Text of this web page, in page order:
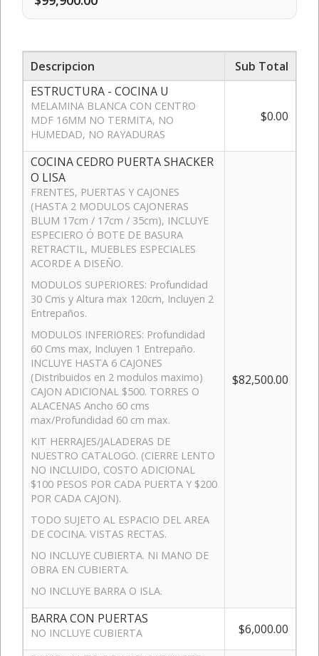
Descripcion
Sub Total
ESTRUCTURA - COCINA U
MELAMINA BLANCA CON CENTRO
MDF 16MM NO TERMITA, NO
HUMEDAD, NO RAYADURAS
$0.00
COCINA CEDRO PUERTA SHACKER
O LISA
FRENTES, PUERTAS Y CAJONES
(HASTA 2 MODULOS CAJONERAS
BLUM 17cm / 17cm / 35cm), INCLUYE
ESPECIERO Ó BOTE DE BASURA
RETRACTIL, MUEBLES ESPECIALES
ACORDE A DISEÑO.
MODULOS SUPERIORES: Profundidad
30 Cms y Altura max 120cm, Incluyen 2
Entrepaños.
MODULOS INFERIORES: Profundidad
60 Cms max, Incluyen 1 Entrepaño.
INCLUYE HASTA 6 CAJONES
(Distribuidos en 2 modulos maximo)
CAJON ADICIONAL $500. TORRES O
ALACENAS Ancho 60 cms
max/Profundidad 60 cm max.
KIT HERRAJES/JALADERAS DE
NUESTRO CATALOGO. (CIERRE LENTO
NO INCLUIDO, COSTO ADICIONAL
$100 PESOS POR CADA PUERTA Y $200
POR CADA CAJON).
TODO SUJETO AL ESPACIO DEL AREA
DE COCINA. VISTAS RECTAS.
NO INCLUYE CUBIERTA. NI MANO DE
OBRA EN CUBIERTA.
NO INCLUYE BARRA O ISLA.
$82,500.00
BARRA CON PUERTAS
NO INCLUYE CUBIERTA
$6,000.00